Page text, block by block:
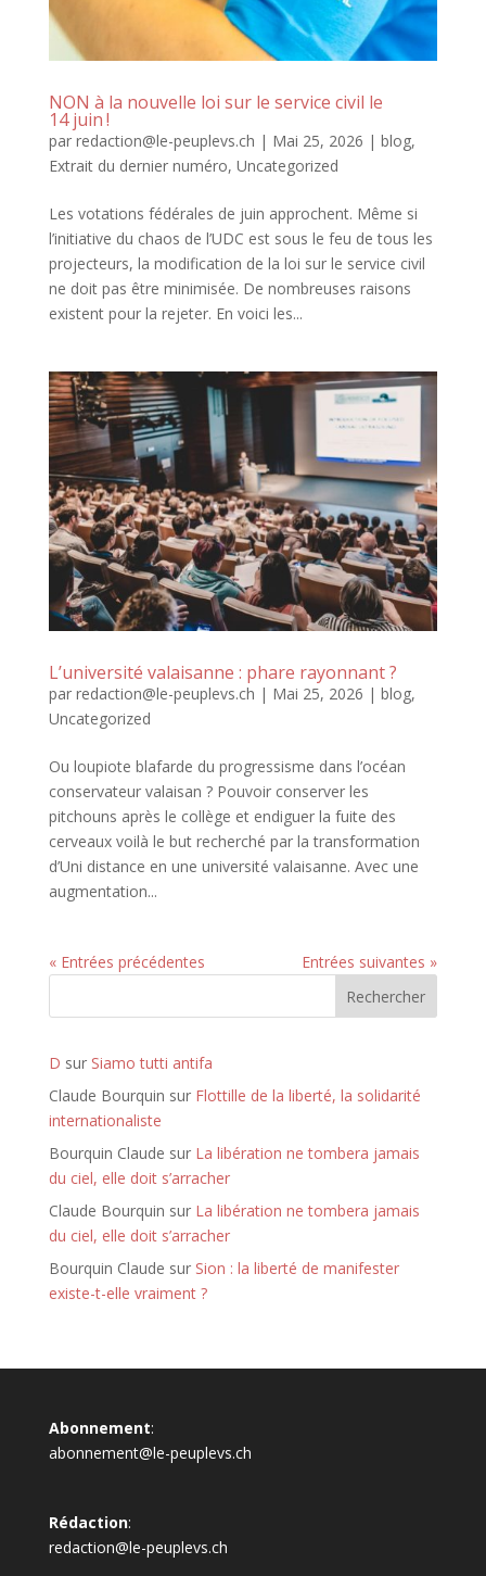
NON à la nouvelle loi sur le service civil le
14 juin !
par redaction@le-peuplevs.ch | Mai 25, 2026 | blog,
Extrait du dernier numéro, Uncategorized
Les votations fédérales de juin approchent. Même si
l’initiative du chaos de l’UDC est sous le feu de tous les
projecteurs, la modification de la loi sur le service civil
ne doit pas être minimisée. De nombreuses raisons
existent pour la rejeter. En voici les...
L’université valaisanne : phare rayonnant ?
par redaction@le-peuplevs.ch | Mai 25, 2026 | blog,
Uncategorized
Ou loupiote blafarde du progressisme dans l’océan
conservateur valaisan ? Pouvoir conserver les
pitchouns après le collège et endiguer la fuite des
cerveaux voilà le but recherché par la transformation
d’Uni distance en une université valaisanne. Avec une
augmentation...
« Entrées précédentes
Entrées suivantes »
Rechercher
D sur Siamo tutti antifa
Claude Bourquin sur Flottille de la liberté, la solidarité
internationaliste
Bourquin Claude sur La libération ne tombera jamais
du ciel, elle doit s’arracher
Claude Bourquin sur La libération ne tombera jamais
du ciel, elle doit s’arracher
Bourquin Claude sur Sion : la liberté de manifester
existe-t-elle vraiment ?
Abonnement:
abonnement@le-peuplevs.ch
Rédaction:
redaction@le-peuplevs.ch